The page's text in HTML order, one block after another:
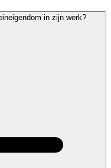
in zijn werk?